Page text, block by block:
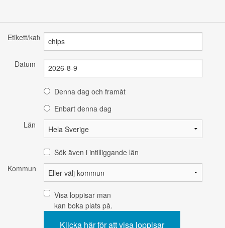
Etikett/kategori
Datum
Denna dag och framåt
Enbart denna dag
Län
Sök även i intilliggande län
Kommun
Visa loppisar man
kan boka plats på.